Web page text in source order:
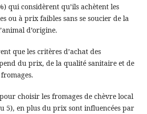
qui considèrent qu’ils achètent les
ou à prix faibles sans se soucier de la
d’origine.
que les critères d’achat des
du prix, de la qualité sanitaire et de
choisir les fromages de chèvre local
5), en plus du prix sont influencées par